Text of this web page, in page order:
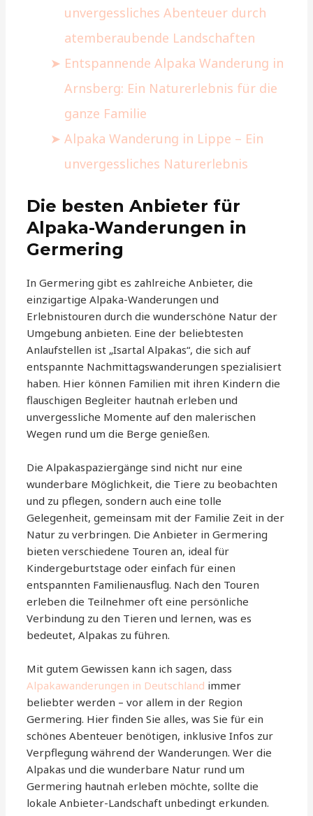
unvergessliches Abenteuer durch
atemberaubende Landschaften
Entspannende Alpaka Wanderung in
Arnsberg: Ein Naturerlebnis für die
ganze Familie
Alpaka Wanderung in Lippe – Ein
unvergessliches Naturerlebnis
Die besten Anbieter für
Alpaka-Wanderungen in
Germering
In Germering gibt es zahlreiche Anbieter, die
einzigartige Alpaka-Wanderungen und
Erlebnistouren durch die wunderschöne Natur der
Umgebung anbieten. Eine der beliebtesten
Anlaufstellen ist „Isartal Alpakas“, die sich auf
entspannte Nachmittagswanderungen spezialisiert
haben. Hier können Familien mit ihren Kindern die
flauschigen Begleiter hautnah erleben und
unvergessliche Momente auf den malerischen
Wegen rund um die Berge genießen.
Die Alpakaspaziergänge sind nicht nur eine
wunderbare Möglichkeit, die Tiere zu beobachten
und zu pflegen, sondern auch eine tolle
Gelegenheit, gemeinsam mit der Familie Zeit in der
Natur zu verbringen. Die Anbieter in Germering
bieten verschiedene Touren an, ideal für
Kindergeburtstage oder einfach für einen
entspannten Familienausflug. Nach den Touren
erleben die Teilnehmer oft eine persönliche
Verbindung zu den Tieren und lernen, was es
bedeutet, Alpakas zu führen.
Mit gutem Gewissen kann ich sagen, dass
Alpakawanderungen in Deutschland immer
beliebter werden – vor allem in der Region
Germering. Hier finden Sie alles, was Sie für ein
schönes Abenteuer benötigen, inklusive Infos zur
Verpflegung während der Wanderungen. Wer die
Alpakas und die wunderbare Natur rund um
Germering hautnah erleben möchte, sollte die
lokale Anbieter-Landschaft unbedingt erkunden.